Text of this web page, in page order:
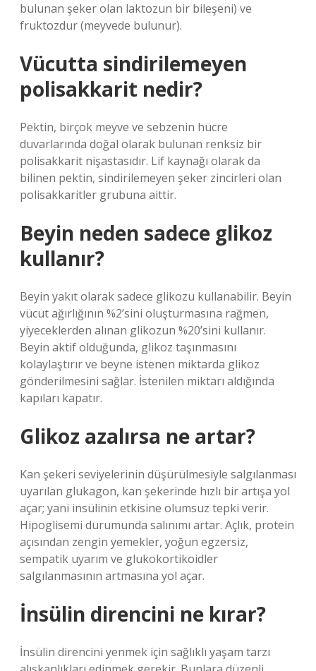
bulunan şeker olan laktozun bir bileşeni) ve
fruktozdur (meyvede bulunur).
Vücutta sindirilemeyen
polisakkarit nedir?
Pektin, birçok meyve ve sebzenin hücre
duvarlarında doğal olarak bulunan renksiz bir
polisakkarit nişastasıdır. Lif kaynağı olarak da
bilinen pektin, sindirilemeyen şeker zincirleri olan
polisakkaritler grubuna aittir.
Beyin neden sadece glikoz
kullanır?
Beyin yakıt olarak sadece glikozu kullanabilir. Beyin
vücut ağırlığının %2’sini oluşturmasına rağmen,
yiyeceklerden alınan glikozun %20’sini kullanır.
Beyin aktif olduğunda, glikoz taşınmasını
kolaylaştırır ve beyne istenen miktarda glikoz
gönderilmesini sağlar. İstenilen miktarı aldığında
kapıları kapatır.
Glikoz azalırsa ne artar?
Kan şekeri seviyelerinin düşürülmesiyle salgılanması
uyarılan glukagon, kan şekerinde hızlı bir artışa yol
açar; yani insülinin etkisine olumsuz tepki verir.
Hipoglisemi durumunda salınımı artar. Açlık, protein
açısından zengin yemekler, yoğun egzersiz,
sempatik uyarım ve glukokortikoidler
salgılanmasının artmasına yol açar.
İnsülin direncini ne kırar?
İnsülin direncini yenmek için sağlıklı yaşam tarzı